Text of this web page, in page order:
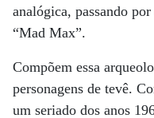
analógica, passando
“Mad Max”.
Compõem essa
personagens de tevê.
um seriado dos anos